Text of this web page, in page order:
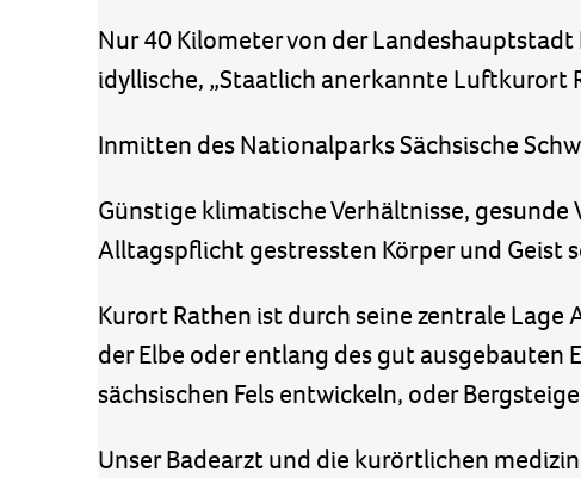
Nur 40 Kilometer von der
idyllische, „Staatlich anerkannte Luftkurort
Inmitten des Nationalparks Sächsische
Günstige klimatische Verhältnisse,
Alltagspflicht gestressten Körper und Geist
Kurort Rathen ist durch seine zentrale
der Elbe oder entlang des gut ausgebauten
sächsischen Fels entwickeln, oder
Unser Badearzt und die kurörtlichen